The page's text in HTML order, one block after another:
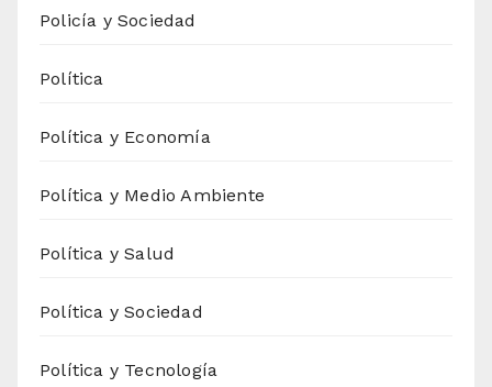
Policía y Sociedad
Política
Política y Economía
Política y Medio Ambiente
Política y Salud
Política y Sociedad
Política y Tecnología